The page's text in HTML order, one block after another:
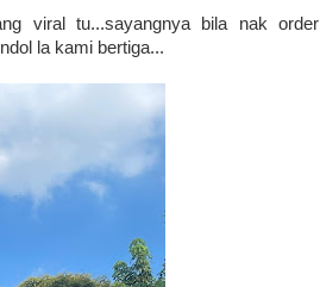
viral tu...sayangnya bila nak order
la kami bertiga...